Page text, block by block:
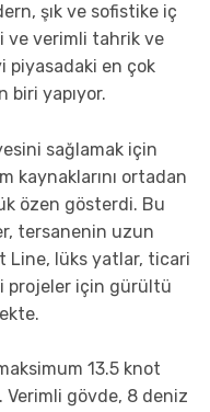
şık ve sofistike iç
ve verimli tahrik ve
piyasadaki en çok
biri yapıyor.
sağlamak için
kaynaklarını ortadan
özen gösterdi. Bu
tersanenin uzun
Line, lüks yatlar, ticari
projeler için gürültü
13.5 knot
Verimli gövde, 8 deniz